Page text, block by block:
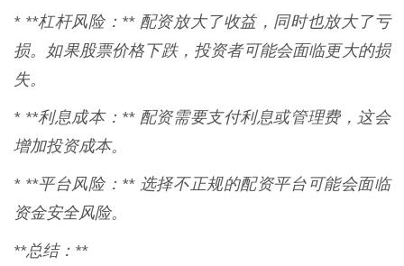
* **杠杆风险：** 配资放大了收益，同时也放大了亏
损。如果股票价格下跌，投资者可能会面临更大的损
失。
* **利息成本：** 配资需要支付利息或管理费，这会
增加投资成本。
* **平台风险：** 选择不正规的配资平台可能会面临
资金安全风险。
**总结：**